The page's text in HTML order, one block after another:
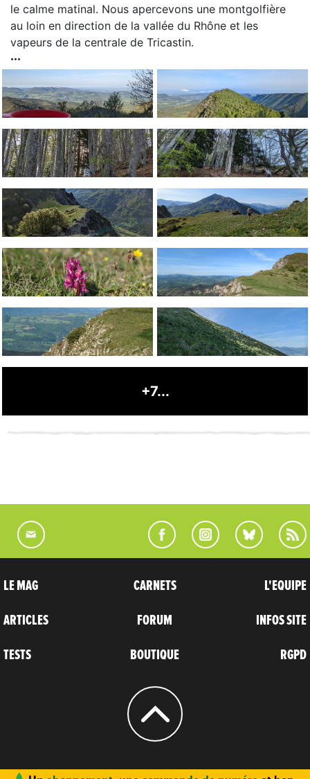
le calme matinal. Nous apercevons une montgolfière
au loin en direction de la vallée du Rhône et les
vapeurs de la centrale de Tricastin.
+7...
LE MAG
ARTICLES
TESTS
CARNETS
FORUM
BOUTIQUE
L'EQUIPE
INFOS SITE
RGPD